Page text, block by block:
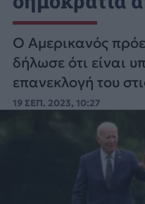
Ο Αμερικανός
δήλωσε ότι είναι
επανεκλογή του
να υπερασπιστεί
19 ΣΕΠ. 2023, 10:27